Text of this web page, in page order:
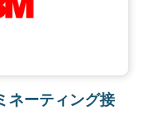
ネーティング接